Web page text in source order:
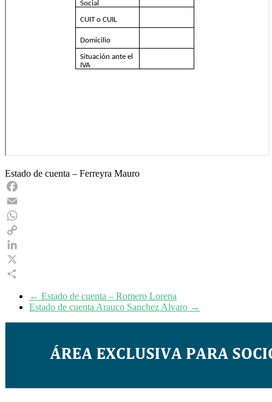
Estado de cuenta – Ferreyra Mauro
Facebook
Email
WhatsApp
Copy
Link
LinkedIn
X
← Estado de cuenta – Romero Lorena
Estado de cuenta Arauco Sanchez Alvaro →